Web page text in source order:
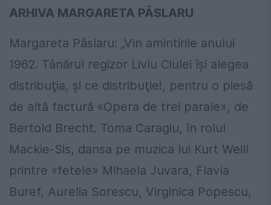
ARHIVA MARGARETA PÂSLARU
Margareta Pâslaru: „Vin amintirile anului
1962. Tânărul regizor Liviu Ciulei îşi alegea
distribuţia, şi ce distribuţie!, pentru o piesă
de altă factură «Opera de trei parale», de
Bertold Brecht. Toma Caragiu, în rolul
Mackie-Sis, dansa pe muzica lui Kurt Weill
printre «fetele» Mihaela Juvara, Flavia
Buref, Aurelia Sorescu, Virginica Popescu,